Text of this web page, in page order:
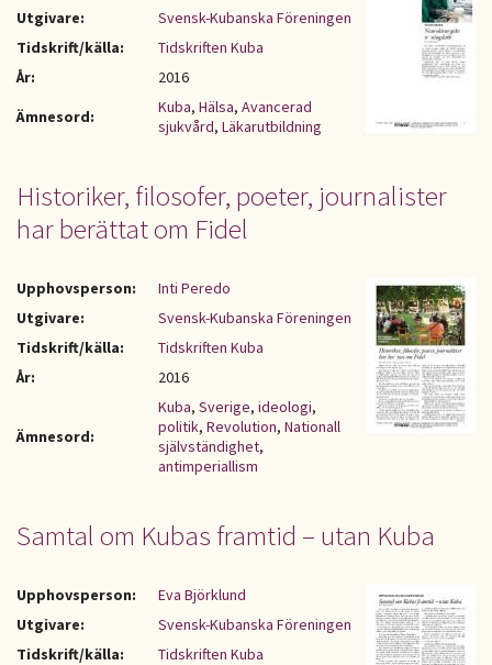
Utgivare:
Svensk-Kubanska Föreningen
Tidskrift/källa:
Tidskriften Kuba
År:
2016
Ämnesord:
Kuba, Hälsa, Avancerad
sjukvård, Läkarutbildning
Historiker, filosofer, poeter, journalister
har berättat om Fidel
Upphovsperson:
Inti Peredo
Utgivare:
Svensk-Kubanska Föreningen
Tidskrift/källa:
Tidskriften Kuba
År:
2016
Ämnesord:
Kuba, Sverige, ideologi,
politik, Revolution, Nationall
självständighet,
antimperiallism
Samtal om Kubas framtid – utan Kuba
Upphovsperson:
Eva Björklund
Utgivare:
Svensk-Kubanska Föreningen
Tidskrift/källa:
Tidskriften Kuba